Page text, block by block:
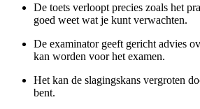
De toets verloopt precies zoals het
goed weet wat je kunt verwachten.
De examinator geeft gericht advies
kan worden voor het examen.
Het kan de slagingskans vergroten
bent.